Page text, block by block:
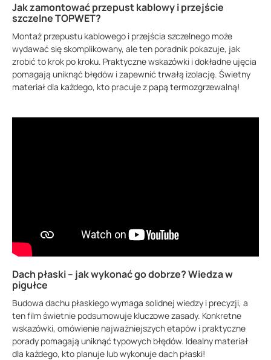
Jak zamontować przepust kablowy i przejście
szczelne TOPWET?
Montaż przepustu kablowego i przejścia szczelnego może
wydawać się skomplikowany, ale ten poradnik pokazuje, jak
zrobić to krok po kroku. Praktyczne wskazówki i dokładne ujęcia
pomagają uniknąć błędów i zapewnić trwałą izolację. Świetny
materiał dla każdego, kto pracuje z papą termozgrzewalną!
Dach płaski – jak wykonać go dobrze? Wiedza w
pigułce
Budowa dachu płaskiego wymaga solidnej wiedzy i precyzji, a
ten film świetnie podsumowuje kluczowe zasady. Konkretne
wskazówki, omówienie najważniejszych etapów i praktyczne
porady pomagają uniknąć typowych błędów. Idealny materiał
dla każdego, kto planuje lub wykonuje dach płaski!